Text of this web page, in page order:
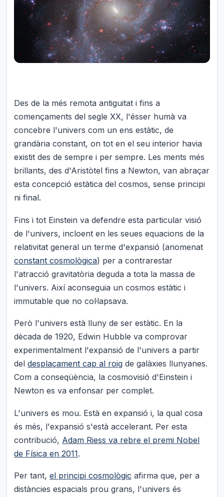
Des de la més remota antiguitat i fins a
començaments del segle XX, l'ésser humà va
concebre l'univers com un ens estàtic, de
grandària constant, on tot en el seu interior havia
existit des de sempre i per sempre. Les ments més
brillants, des d'Aristòtel fins a Newton, van abraçar
esta concepció estàtica del cosmos, sense principi
ni final.
Fins i tot Einstein va defendre esta particular visió
de l'univers, incloent en les seues equacions de la
relativitat general un terme d'expansió (anomenat
constant cosmològica) per a contrarestar
l'atracció gravitatòria deguda a tota la massa de
l'univers. Així aconseguia un cosmos estàtic i
immutable que no col·lapsava.
Però l'univers està lluny de ser estàtic. En la
dècada de 1920, Edwin Hubble va comprovar
experimentalment l'expansió de l'univers a partir
deldesplaçament cap al roig de galàxies llunyanes.
Com a conseqüència, la cosmovisió d'Einstein i
Newton es va enfonsar per complet.
L'univers es mou. Està en expansió i, la qual cosa
és més, l'expansió s'està accelerant. Per esta
contribució, Adam Riess va rebre el premi Nobel
de Física en 2011.
Per tant,el principi cosmològic afirma que, per a
distàncies espacials prou grans, l'univers és